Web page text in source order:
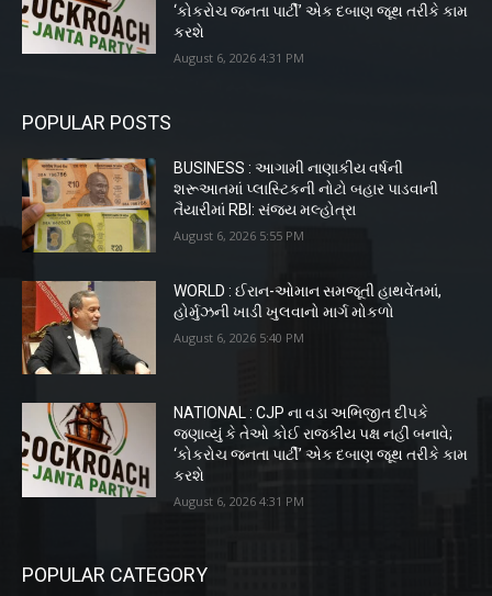
‘કોકરોચ જનતા પાર્ટી’ એક દબાણ જૂથ તરીકે કામ
કરશે
August 6, 2026 4:31 PM
POPULAR POSTS
BUSINESS : આગામી નાણાકીય વર્ષની
શરૂઆતમાં પ્લાસ્ટિકની નોટો બહાર પાડવાની
તૈયારીમાં RBI: સંજય મલ્હોત્રા
August 6, 2026 5:55 PM
WORLD : ઈરાન-ઓમાન સમજૂતી હાથવેંતમાં,
હોર્મુઝની ખાડી ખુલવાનો માર્ગ મોકળો
August 6, 2026 5:40 PM
NATIONAL : CJP ના વડા અભિજીત દીપકે
જણાવ્યું કે તેઓ કોઈ રાજકીય પક્ષ નહીં બનાવે;
‘કોકરોચ જનતા પાર્ટી’ એક દબાણ જૂથ તરીકે કામ
કરશે
August 6, 2026 4:31 PM
POPULAR CATEGORY